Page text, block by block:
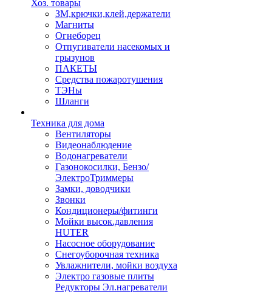
Хоз. товары
ЗМ,крючки,клей,держатели
Магниты
Огнеборец
Отпугиватели насекомых и
грызунов
ПАКЕТЫ
Средства пожаротушения
ТЭНы
Шланги
Техника для дома
Вентиляторы
Видеонаблюдение
Водонагреватели
Газонокосилки, Бензо/
ЭлектроТриммеры
Замки, доводчики
Звонки
Кондиционеры/фитинги
Мойки высок.давления
HUTER
Насосное оборудование
Снегоуборочная техника
Увлажнители, мойки воздуха
Электро газовые плиты
Редукторы Эл.нагреватели